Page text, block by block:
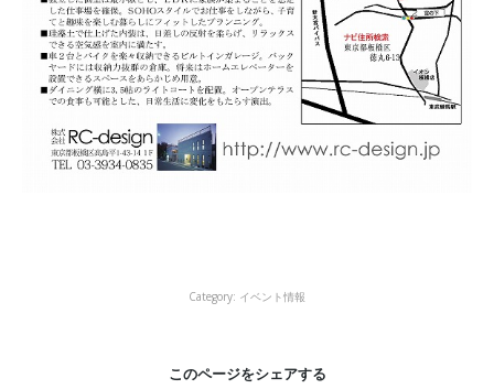
Category: イベント情報
このページをシェアする